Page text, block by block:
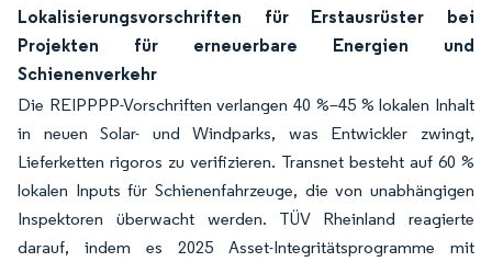
Lokalisierungsvorschriften für Erstausrüster bei
Projekten für erneuerbare Energien und
Schienenverkehr
Die REIPPPP-Vorschriften verlangen 40 %–45 % lokalen Inhalt
in neuen Solar- und Windparks, was Entwickler zwingt,
Lieferketten rigoros zu verifizieren. Transnet besteht auf 60 %
lokalen Inputs für Schienenfahrzeuge, die von unabhängigen
Inspektoren überwacht werden. TÜV Rheinland reagierte
darauf, indem es 2025 Asset-Integritätsprogramme mit